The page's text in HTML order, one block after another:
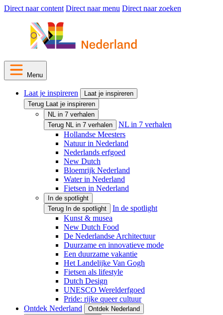
Direct naar content Direct naar menu Direct naar zoeken
Menu
Laat je inspireren
Laat je inspireren
Terug Laat je inspireren
NL in 7 verhalen
Terug NL in 7 verhalen
NL in 7 verhalen
Hollandse Meesters
Natuur in Nederland
Nederlands erfgoed
New Dutch
Bloemrijk Nederland
Water in Nederland
Fietsen in Nederland
In de spotlight
Terug In de spotlight
In de spotlight
Kunst & musea
New Dutch Food
De Nederlandse Architectuur
Duurzame en innovatieve mode
Een duurzame vakantie
Het Landelijke Van Gogh
Fietsen als lifestyle
Dutch Design
UNESCO Werelderfgoed
Pride: rijke queer cultuur
Ontdek Nederland
Ontdek Nederland